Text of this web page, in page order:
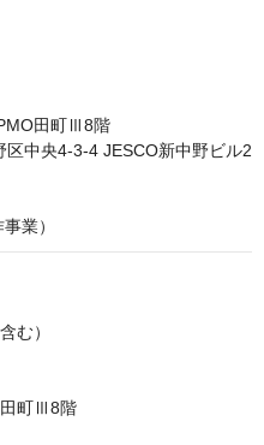
田町Ⅲ8階
中央4-3-4 JESCO新中野ビル2
業）
む）
田町Ⅲ8階